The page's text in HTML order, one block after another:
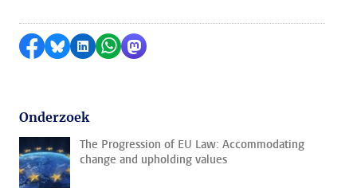
Delen op Facebook
Delen via Bluesky
Delen op LinkedIn
Delen via WhatsApp
Delen via Mastodon
Onderzoek
The Progression of EU Law: Accommodating
change and upholding values